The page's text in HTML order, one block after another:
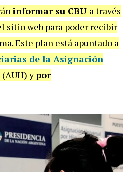
informar su CBU a través
sitio web para poder recibir
Este plan está apuntado a
de la Asignación
(AUH) ypor